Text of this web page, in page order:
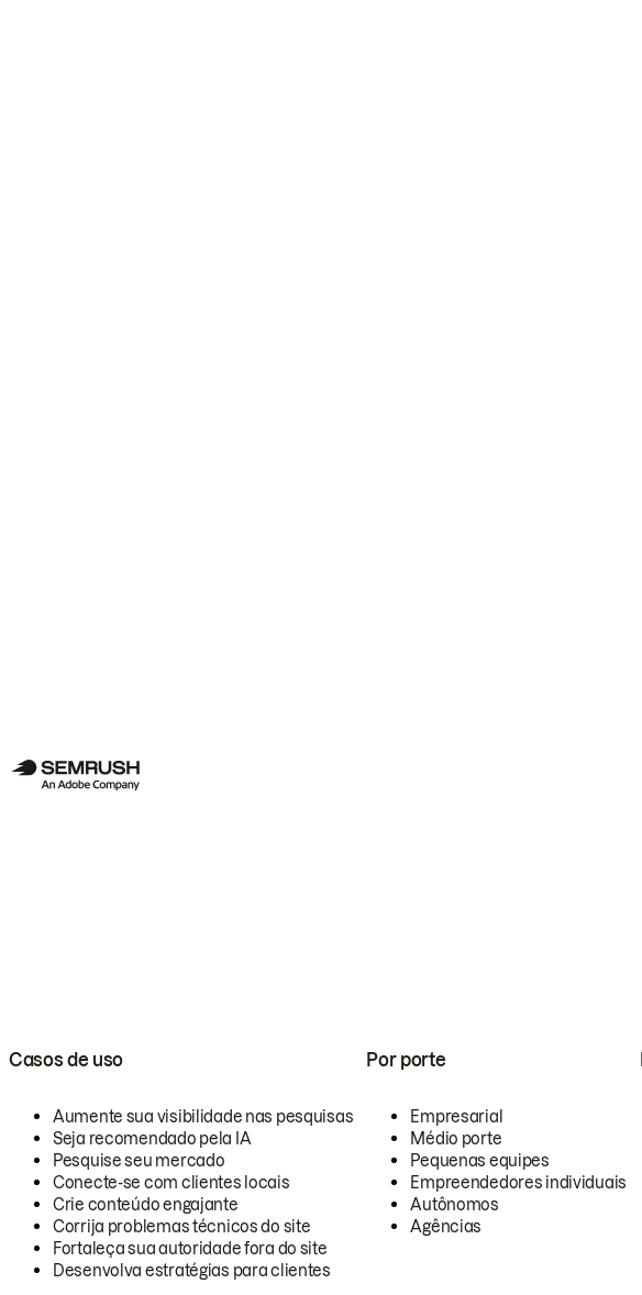
Casos de uso
Aumente sua visibilidade nas pesquisas
Seja recomendado pela IA
Pesquise seu mercado
Conecte-se com clientes locais
Crie conteúdo engajante
Corrija problemas técnicos do site
Fortaleça sua autoridade fora do site
Desenvolva estratégias para clientes
Por porte
Empresarial
Médio porte
Pequenas equipes
Empreendedores individuais
Autônomos
Agências